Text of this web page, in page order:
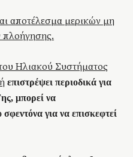
αποτέλεσμα μερικών μη
πλοήγησης.
Ηλιακού Συστήματος
επιστρέψει περιοδικά για
μπορεί να
για να επισκεφτεί